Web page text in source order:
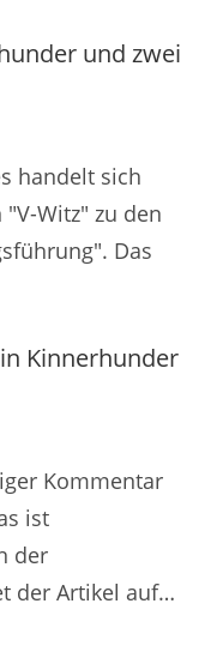
und zwei
handelt sich
Witz" zu den
Das
Kinnerhunder
Kommentar
ist
der
der Artikel auf…